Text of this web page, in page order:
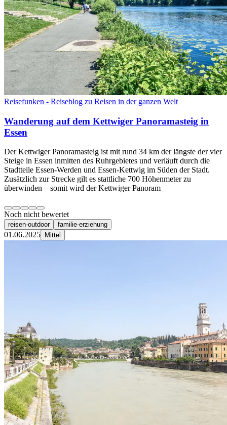
Reisefunken - Reiseblog zu Reisen in der ganzen Welt
Wanderung auf dem Kettwiger Panoramasteig in
Essen
Der Kettwiger Panoramasteig ist mit rund 34 km der längste der vier
Steige in Essen inmitten des Ruhrgebietes und verläuft durch die
Stadtteile Essen-Werden und Essen-Kettwig im Süden der Stadt.
Zusätzlich zur Strecke gilt es stattliche 700 Höhenmeter zu
überwinden – somit wird der Kettwiger Panoram
Noch nicht bewertet
reisen-outdoor familie-erziehung
01.06.2025 Mittel